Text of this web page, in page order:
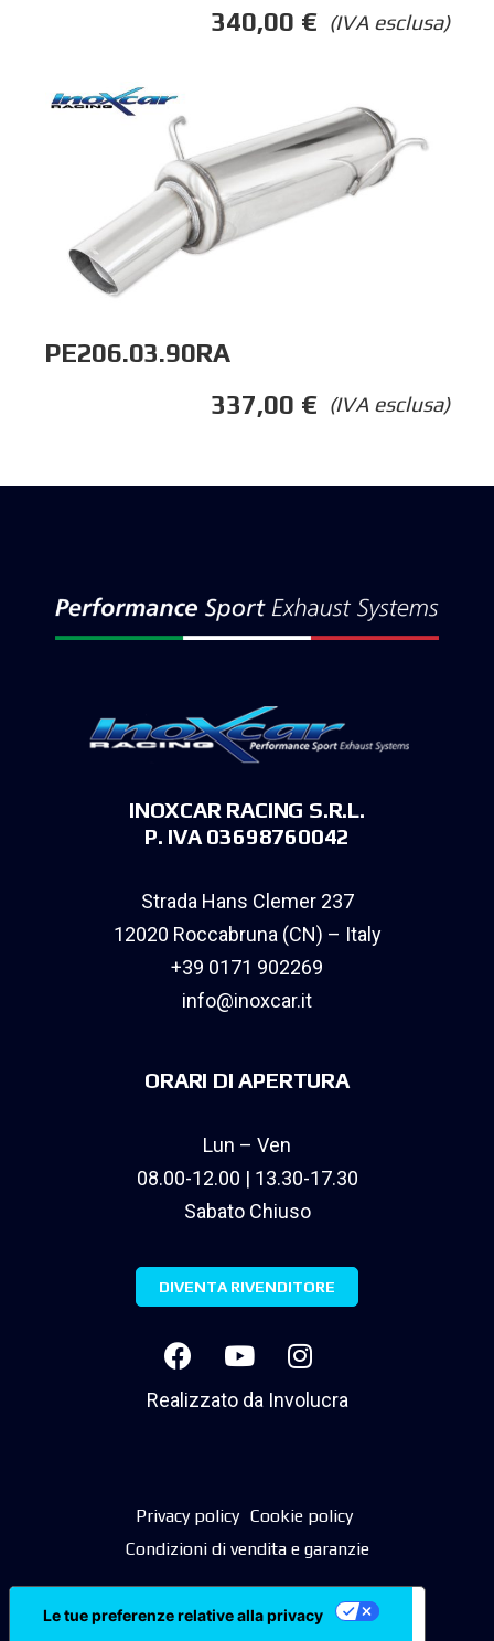
(IVA esclusa)
340,00 €
PE206.03.90RA
(IVA esclusa)
337,00 €
INOXCAR RACING S.R.L.
P. IVA 03698760042
Strada Hans Clemer 237
12020 Roccabruna (CN) – Italy
+39 0171 902269
info@inoxcar.it
ORARI DI APERTURA
Lun – Ven
08.00-12.00 | 13.30-17.30
Sabato Chiuso
DIVENTA RIVENDITORE
Realizzato da Involucra
Privacy policy Cookie policy
Condizioni di vendita e garanzie
Le tue preferenze relative alla privacy